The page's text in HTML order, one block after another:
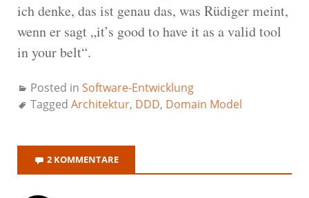
ich denke, das ist genau das, was Rüdiger meint,
wenn er sagt „it’s good to have it as a valid tool
in your belt“.
Posted in Software-Entwicklung
Tagged Architektur, DDD, Domain Model
2 KOMMENTARE